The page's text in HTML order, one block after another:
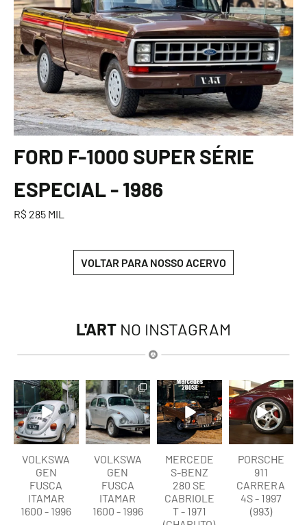
FORD F-1000 SUPER SÉRIE
ESPECIAL - 1986
R$ 285 MIL
VOLTAR PARA NOSSO ACERVO
L'ART NO INSTAGRAM
lart.br
Ago 6
VOLKSWA
GEN
FUSCA
ITAMAR
1600 - 1996
lart.br
Ago 6
VOLKSWA
GEN
FUSCA
ITAMAR
1600 - 1996
lart.br
Ago 5
MERCEDE
S-BENZ
280 SE
CABRIOLE
T - 1971
lart.br
Ago 5
PORSCHE
911
CARRERA
4S - 1997
(993)